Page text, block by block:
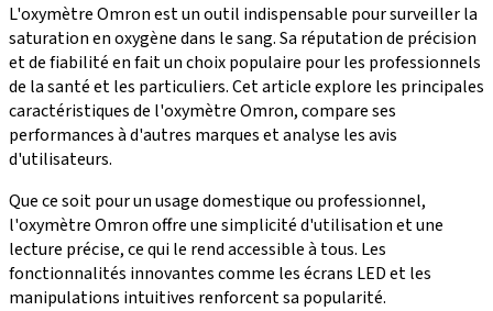
L'oxymètre Omron est un outil indispensable pour surveiller la
saturation en oxygène dans le sang. Sa réputation de précision
et de fiabilité en fait un choix populaire pour les professionnels
de la santé et les particuliers. Cet article explore les principales
caractéristiques de l'oxymètre Omron, compare ses
performances à d'autres marques et analyse les avis
d'utilisateurs.
Que ce soit pour un usage domestique ou professionnel,
l'oxymètre Omron offre une simplicité d'utilisation et une
lecture précise, ce qui le rend accessible à tous. Les
fonctionnalités innovantes comme les écrans LED et les
manipulations intuitives renforcent sa popularité.